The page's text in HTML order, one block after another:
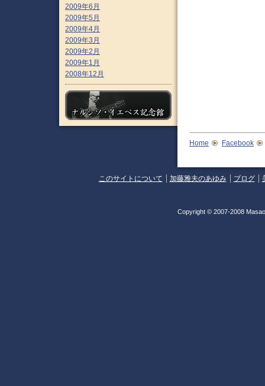
2009年6月
2009年5月
2009年4月
2009年3月
2009年2月
2009年1月
2008年12月
Home Facebook
このサイトについて 加藤雅夫のあゆみ ブログ
Copyright © 2007-2008